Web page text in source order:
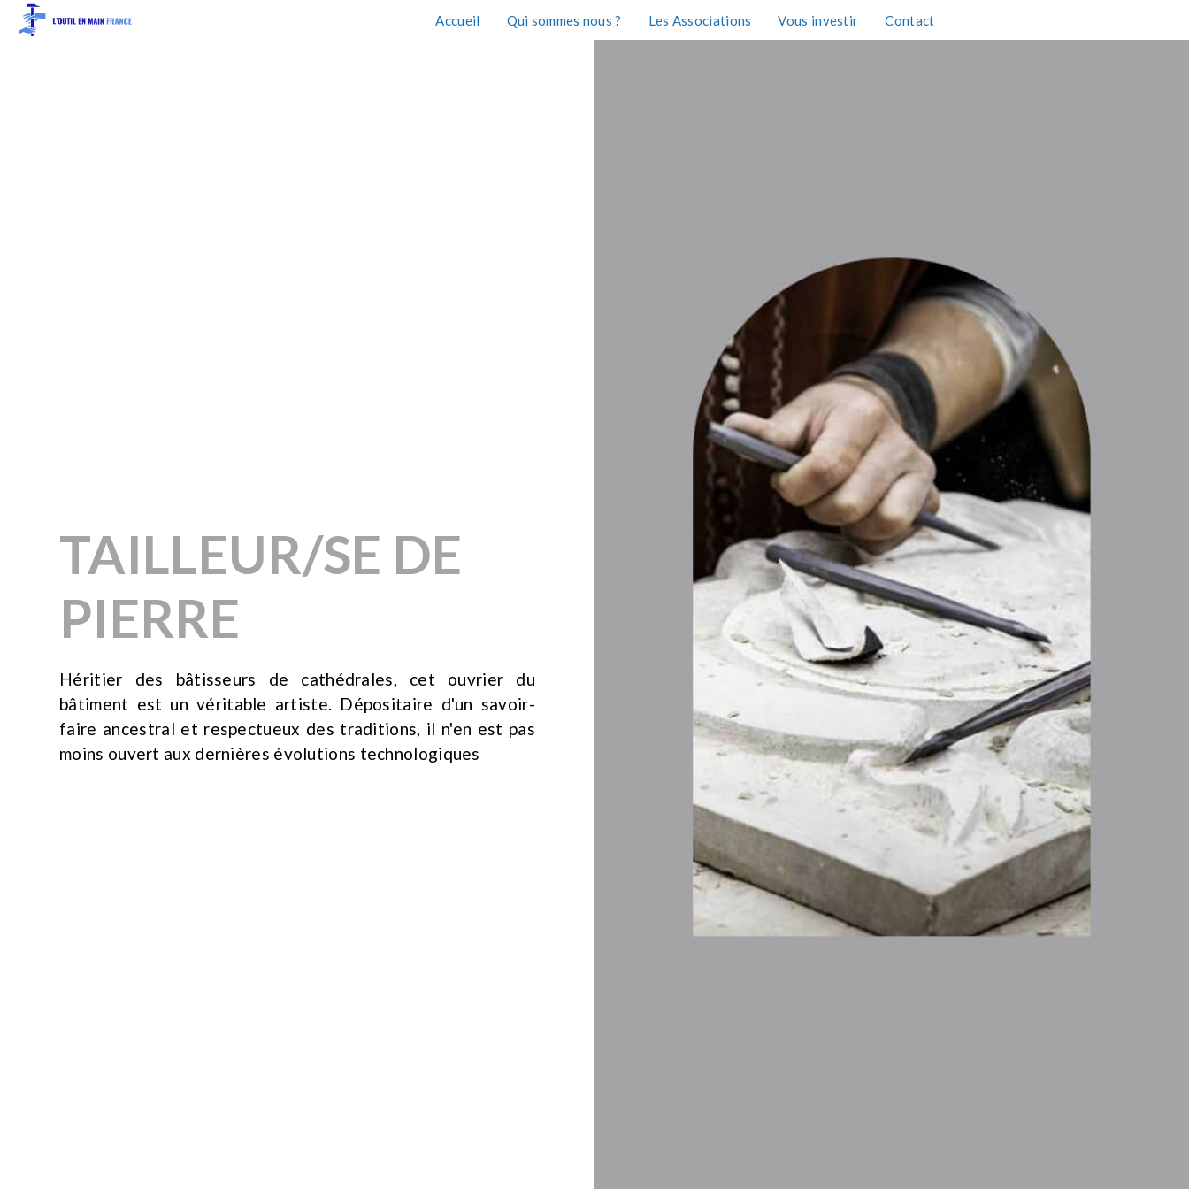
Accueil Qui sommes nous ? Les Associations Vous investir Contact
TAILLEUR/SE DE
PIERRE
Héritier des bâtisseurs de cathédrales, cet ouvrier du
bâtiment est un véritable artiste. Dépositaire d'un savoir-
faire ancestral et respectueux des traditions, il n'en est pas
moins ouvert aux dernières évolutions technologiques